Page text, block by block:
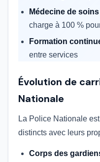
Médecine de
charge à 100 %
Formation
entre services
Évolution de
Nationale
La Police Nationale
distincts avec leurs
Corps des